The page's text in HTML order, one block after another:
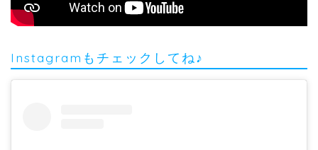
Instagramもチェックしてね♪